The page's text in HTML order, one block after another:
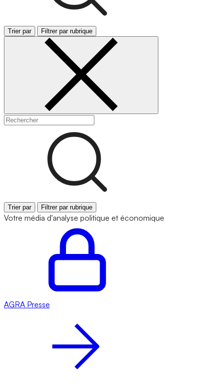
Trier par Filtrer par rubrique
Trier par Filtrer par rubrique
Votre média d'analyse politique et économique
AGRA Presse